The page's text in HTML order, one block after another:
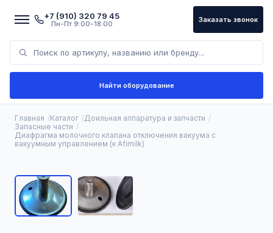
+7 (910) 320 79 45
Пн-Пт 9:00-18:00 Заказать звонок
Найти оборудование
Главная Каталог
Доильная аппаратура и запчасти
Запасные части
Диафрагма молочного клапана отключения вакуума с
вакуумным управлением (к Afimilk)